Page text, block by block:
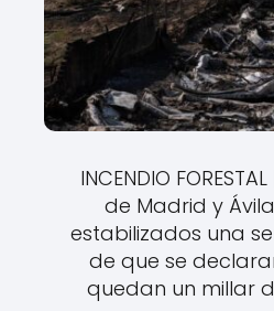
INCENDIO
de Madrid y
estabilizados una
de que se
quedan un millar